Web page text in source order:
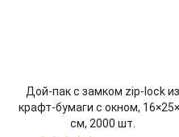
Дой-пак с замком zip-lock из
крафт-бумаги с окном,
cм, 2000 шт.